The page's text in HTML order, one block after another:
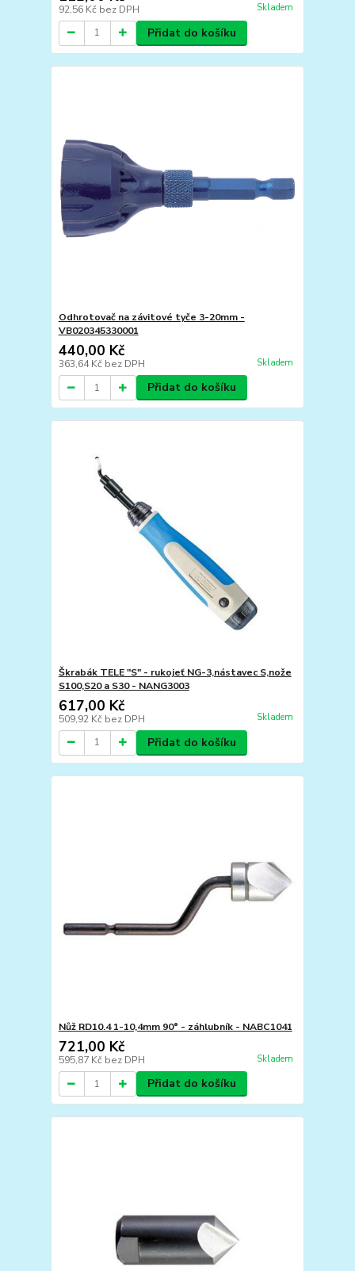
92,56 Kč bez DPH Skladem
Přidat do košíku
Odhrotovač na závitové tyče 3-20mm -
VB020345330001
440,00 Kč
363,64 Kč bez DPH Skladem
Přidat do košíku
Škrabák TELE "S" - rukojeť NG-3,nástavec S,nože
S100,S20 a S30 - NANG3003
617,00 Kč
509,92 Kč bez DPH Skladem
Přidat do košíku
Nůž RD10.4 1-10,4mm 90° - záhlubník - NABC1041
721,00 Kč
595,87 Kč bez DPH Skladem
Přidat do košíku